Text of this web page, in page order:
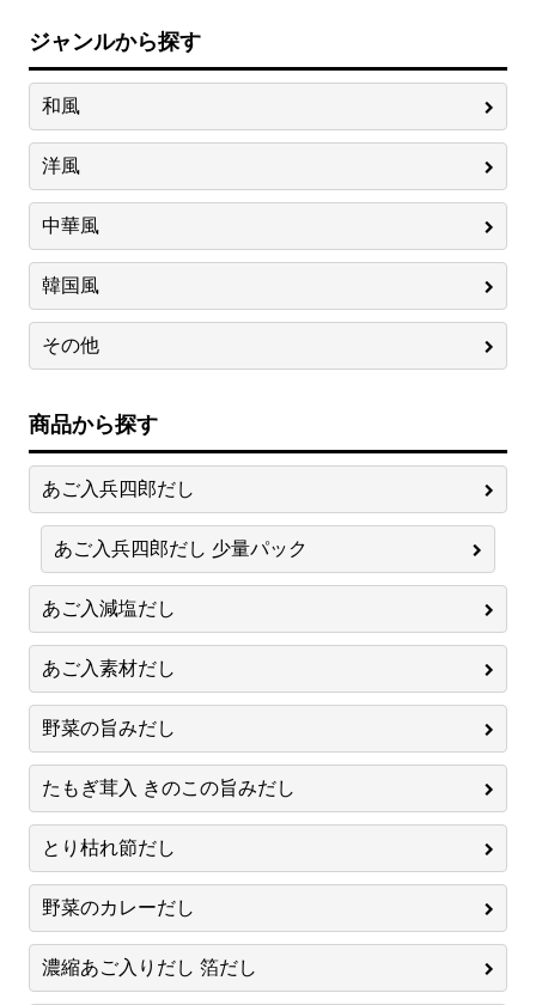
ジャンルから探す
和風
洋風
中華風
韓国風
その他
商品から探す
あご入兵四郎だし
あご入兵四郎だし 少量パック
あご入減塩だし
あご入素材だし
野菜の旨みだし
たもぎ茸入 きのこの旨みだし
とり枯れ節だし
野菜のカレーだし
濃縮あご入りだし 箔だし